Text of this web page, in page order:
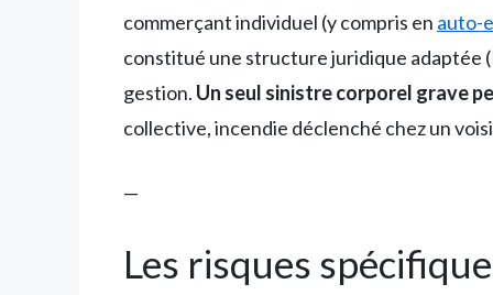
commerçant individuel (y compris en auto-
constitué une structure juridique adaptée
gestion. Un seul sinistre corporel grave
collective, incendie déclenché chez un
—
Les risques